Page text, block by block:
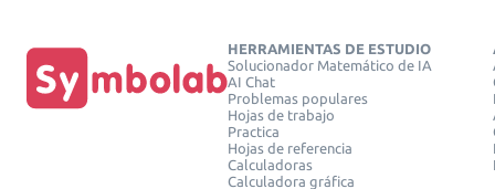
HERRAMIENTAS DE ESTUDIO
Solucionador Matemático de IA
AI Chat
Problemas populares
Hojas de trabajo
Practica
Hojas de referencia
Calculadoras
Calculadora gráfica